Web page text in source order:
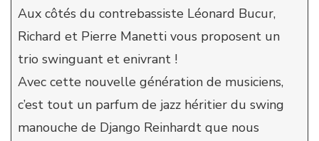
Aux côtés du contrebassiste Léonard Bucur,
Richard et Pierre Manetti vous proposent un
trio swinguant et enivrant !
Avec cette nouvelle génération de musiciens,
c’est tout un parfum de jazz héritier du swing
manouche de Django Reinhardt que nous